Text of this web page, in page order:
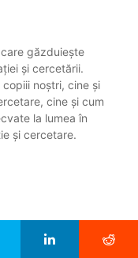
găzduiește
și cercetării.
noștri, cine și
cine și cum
la lumea în
și cercetare.